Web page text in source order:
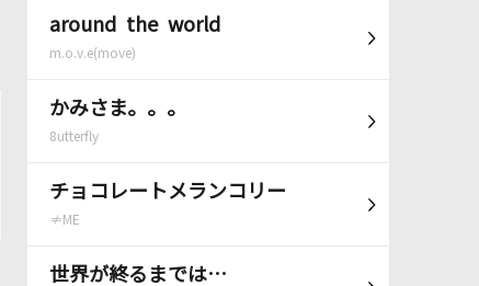
around the world
m.o.v.e(move)
かみさま。。。
8utterfly
チョコレートメランコリー
≠ME
世界が終るまでは…